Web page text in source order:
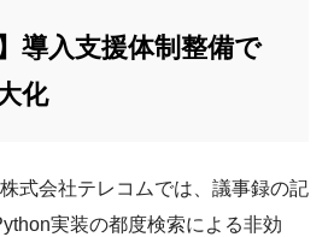
導入支援体制整備で
化
式会社テレコムでは、議事録の記
実装の都度検索による非効